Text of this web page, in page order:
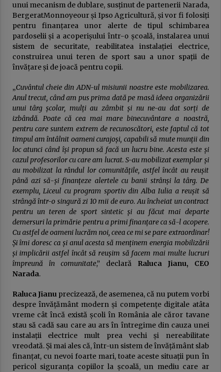
unui mecanism de dublare, susținut de partenerii Narada,
BergeratMonnoyeour și Ipso Agricultură, și vor fi folosiți
pentru finanțarea unor alerte de tipul schimbarea
pardoselii și a acoperișului într-o școală, instalarea unui
sistem de securitate, reabilitatea instalației electrice,
construirea unui teren de sport sau a unor spații de
învățare și de joacă pentru copii.
„Cuvântul cheie din ADN-ul misiunii noastre este mobilizarea.
Anul trecut, când am pus prima dată pe masă ideea organizării
unui târg școlar, mulți au zâmbit și nu ne-au dat sorți de
izbândă. Poate că cea mai mare binecuvântare a noastră,
pentru care suntem extrem de recunoscători, este faptul că tot
timpul am întâlnit oameni curajoși, capabili să mute munții din
loc atunci când își propun să facă un lucru bine. Acesta este și
cazul profesorilor cu care am lucrat. S-au mobilizat exemplar și
au mobilizat la rândul lor comunitățile, astfel încât au reușit
până azi să-și finanțeze alertele cu banii strânși la târg. De
exemplu, Liceul cu program sportiv din Alba Iulia a reușit să
strângă într-o singură zi 10 mii de euro. Au încheiat un contract
pentru un teren de sport sintetic și au făcut mai departe
demersuri la primărie pentru a primi finanțare ca să-l acopere.
Cu astfel de oameni lucrăm noi, ceea ce mi se pare extraordinar!
Și îmi doresc ca și anul acesta să menținem energia mobilizării
și implicării astfel încât să reușim să facem mai multe lucruri
împreună în comunitate,” declară Raluca Jianu, CEO
Narada.
Raluca Jianuprecizează, de asemenea, că nu putem vorbi
despre învățământ modern și competențe digitale atâta
vreme cât încă există școli în România ale căror tavane
stau să cadă sau care au ars în întregime din cauza unei
instalații electrice mult prea vechi și nereabilitate
vreodată. Și mai ales că, într-un sistem de învățământ slab
finanțat, cu nevoi foarte mari, toate aceste situații pun în
pericol siguranța copiilor la școală, un mediu care ar